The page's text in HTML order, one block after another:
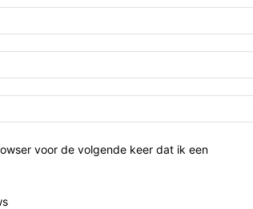
voor de volgende keer dat ik een